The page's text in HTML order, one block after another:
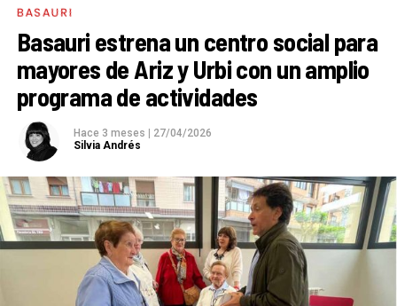
BASAURI
Basauri estrena un centro social para
mayores de Ariz y Urbi con un amplio
programa de actividades
Hace 3 meses
27/04/2026
Silvia Andrés